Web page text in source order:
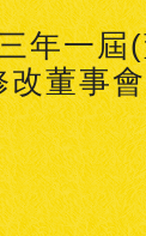
年一屆
改董事會